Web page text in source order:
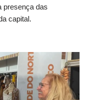
presença das
capital.